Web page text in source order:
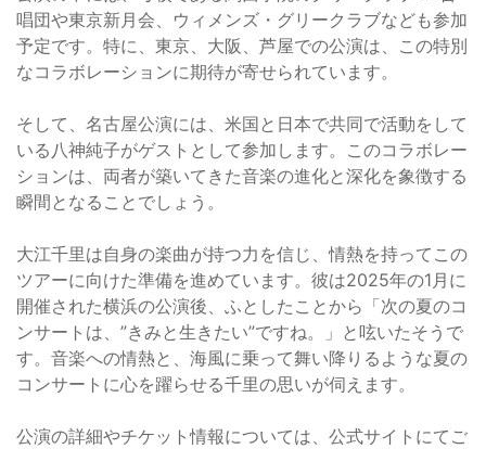
唱団や東京新月会、ウィメンズ・グリークラブなども参加
予定です。特に、東京、大阪、芦屋での公演は、この特別
なコラボレーションに期待が寄せられています。
そして、名古屋公演には、米国と日本で共同で活動をして
いる八神純子がゲストとして参加します。このコラボレー
ションは、両者が築いてきた音楽の進化と深化を象徴する
瞬間となることでしょう。
大江千里は自身の楽曲が持つ力を信じ、情熱を持ってこの
ツアーに向けた準備を進めています。彼は2025年の1月に
開催された横浜の公演後、ふとしたことから「次の夏のコ
ンサートは、”きみと生きたい”ですね。」と呟いたそうで
す。音楽への情熱と、海風に乗って舞い降りるような夏の
コンサートに心を躍らせる千里の思いが伺えます。
公演の詳細やチケット情報については、公式サイトにてご